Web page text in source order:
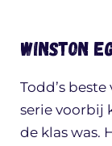
Winston
Todd’s
serie voorbij
de klas was.